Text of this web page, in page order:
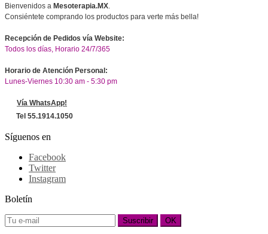
Bienvenidos a Mesoterapia.MX
Consiéntete comprando los productos para verte más bella!
Recepción de Pedidos vía Website:
Todos los días, Horario 24/7/365
Horario de Atención Personal:
Lunes-Viernes 10:30 am - 5:30 pm
Vía WhatsApp!
Tel 55.1914.1050
Síguenos en
Facebook
Twitter
Instagram
Boletín
Suscribir OK